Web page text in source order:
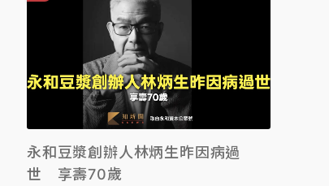
永和豆漿創辦人林炳生昨因病過
世 享壽70歲